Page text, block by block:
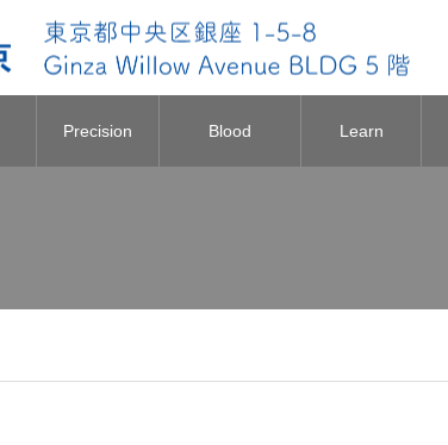
Precision Blood Learn